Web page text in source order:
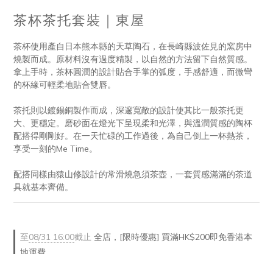
茶杯茶托套裝｜東屋
茶杯使用產自日本熊本縣的天草陶石，在長崎縣波佐見的窯房中
燒製而成。原材料沒有過度精製，以自然的方法留下自然質感。
拿上手時，茶杯圓潤的設計貼合手掌的弧度，手感舒適，而微彎
的杯緣可輕柔地貼合雙唇。
茶托則以鍍錫銅製作而成，深邃寬敞的設計使其比一般茶托更
大、更穩定。磨砂面在燈光下呈現柔和光澤，與溫潤質感的陶杯
配搭得剛剛好。在一天忙碌的工作過後，為自己倒上一杯熱茶，
享受一刻的Me Time。
配搭同樣由猿山修設計的常滑燒急須茶壺，一套質感滿滿的茶道
具就基本齊備。
至08/31 16:00截止 全店，[限時優惠] 買滿HK$200即免香港本